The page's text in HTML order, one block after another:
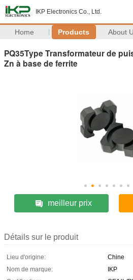
IKP Electronics Co., Ltd.
Home Products About
PQ35Type Transformateur de
Zn à base de ferrite
meilleur prix
Détails sur le produit
Lieu d'origine:
Chine
Nom de marque:
IKP